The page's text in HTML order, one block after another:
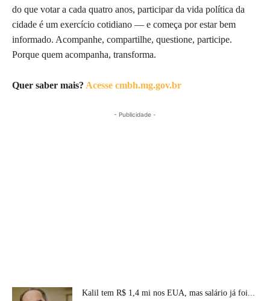
do que votar a cada quatro anos, participar da vida política da
cidade é um exercício cotidiano — e começa por estar bem
informado. Acompanhe, compartilhe, questione, participe.
Porque quem acompanha, transforma.
Quer saber mais? Acesse cmbh.mg.gov.br
- Publicidade -
Kalil tem R$ 1,4 mi nos EUA, mas salário já foi...